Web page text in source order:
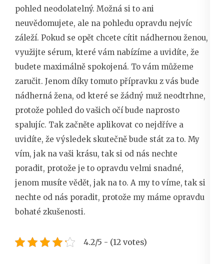
pohled neodolatelný. Možná si to ani
neuvědomujete, ale na pohledu opravdu nejvíc
záleží. Pokud se opět chcete cítit nádhernou ženou,
využijte sérum, které vám nabízíme a uvidíte, že
budete maximálně spokojená. To vám můžeme
zaručit. Jenom díky tomuto přípravku z vás bude
nádherná žena, od které se žádný muž neodtrhne,
protože pohled do vašich očí bude naprosto
spalujíc. Tak začněte aplikovat co nejdříve a
uvidíte, že výsledek skutečně bude stát za to. My
vím, jak na vaši krásu, tak si od nás nechte
poradit, protože je to opravdu velmi snadné,
jenom musíte vědět, jak na to. A my to víme, tak si
nechte od nás poradit, protože my máme opravdu
bohaté zkušenosti.
4.2/5 - (12 votes)